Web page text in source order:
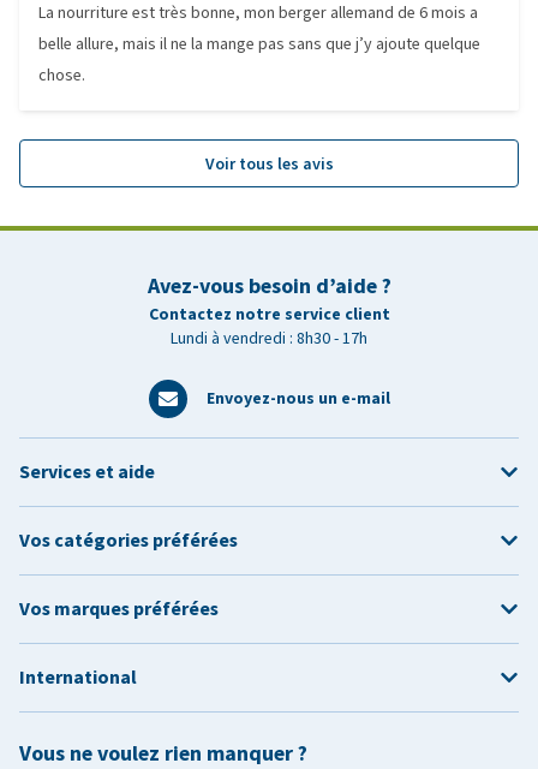
La nourriture est très bonne, mon berger allemand de 6 mois a
belle allure, mais il ne la mange pas sans que j’y ajoute quelque
chose.
Voir tous les avis
Avez-vous besoin d’aide ?
Contactez notre service client
Lundi à vendredi : 8h30 - 17h
Envoyez-nous un e-mail
Vous ne voulez rien manquer ?
Services et aide
Vos catégories préférées
Vos marques préférées
International